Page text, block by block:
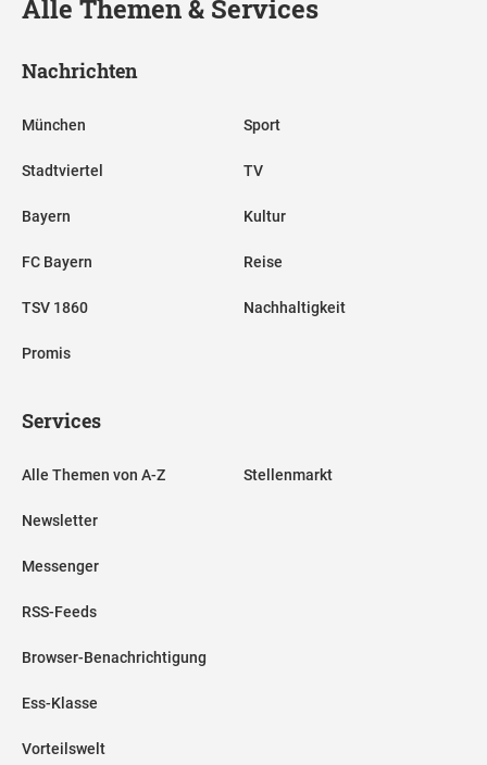
Alle Themen & Services
Nachrichten
München
Stadtviertel
Bayern
FC Bayern
TSV 1860
Promis
Sport
TV
Kultur
Reise
Nachhaltigkeit
Services
Alle Themen von A-Z
Newsletter
Messenger
RSS-Feeds
Browser-Benachrichtigung
Ess-Klasse
Vorteilswelt
Stellenmarkt